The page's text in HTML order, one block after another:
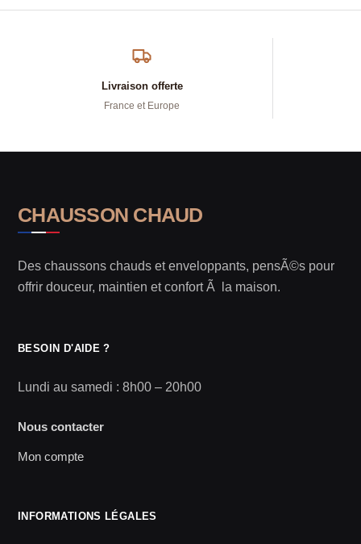
Livraison offerte
France et Europe
CHAUSSON CHAUD
Des chaussons chauds et enveloppants, pensÃ©s pour
offrir douceur, maintien et confort Ã la maison.
BESOIN D'AIDE ?
Lundi au samedi : 8h00 – 20h00
Nous contacter
Mon compte
INFORMATIONS LÉGALES